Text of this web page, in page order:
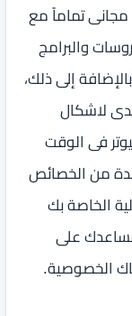
مجانى تماماً مع
والبرامج
إلى ذلك،
لاشكال
فى الوقت
من الخصائص
الخاصة بك
على
الخصوصية.